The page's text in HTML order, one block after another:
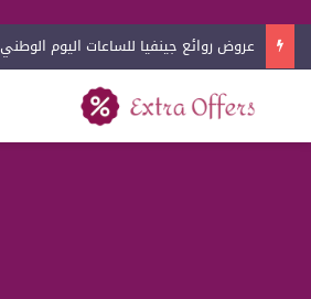
عروض روائع جينفيا للساعات اليوم الوطني 2026
بحث عن